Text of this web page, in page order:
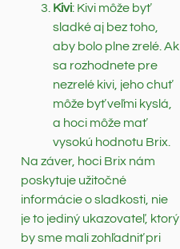
Kivi: Kivi môže byť
sladké aj bez toho,
aby bolo plne zrelé. Ak
sa rozhodnete pre
nezrelé kivi, jeho chuť
môže byť veľmi kyslá,
a hoci môže mať
vysokú hodnotu Brix.
Na záver, hoci Brix nám
poskytuje užitočné
informácie o sladkosti, nie
je to jediný ukazovateľ, ktorý
by sme mali zohľadniť pri